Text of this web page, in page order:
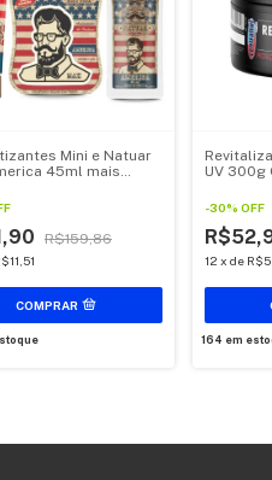
Mini e Natuar
45ml mais
kit 3 Unidades
R$159,86
UV 300g
-30%OFF
12 xde
164 em